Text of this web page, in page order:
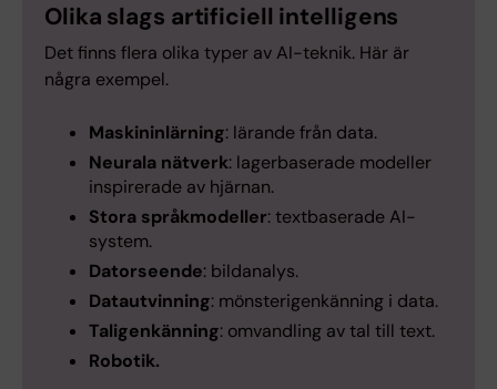
Olika slags artificiell intelligens
Det finns flera olika typer av AI-teknik. Här är
några exempel.
Maskininlärning: lärande från data.
Neurala nätverk: lagerbaserade modeller
inspirerade av hjärnan.
Stora språk­modeller: textbaserade AI-
system.
Datorseende: bildanalys.
Datautvinning: mönsterigenkänning i data.
Taligenkänning: omvandling av tal till text.
Robotik.